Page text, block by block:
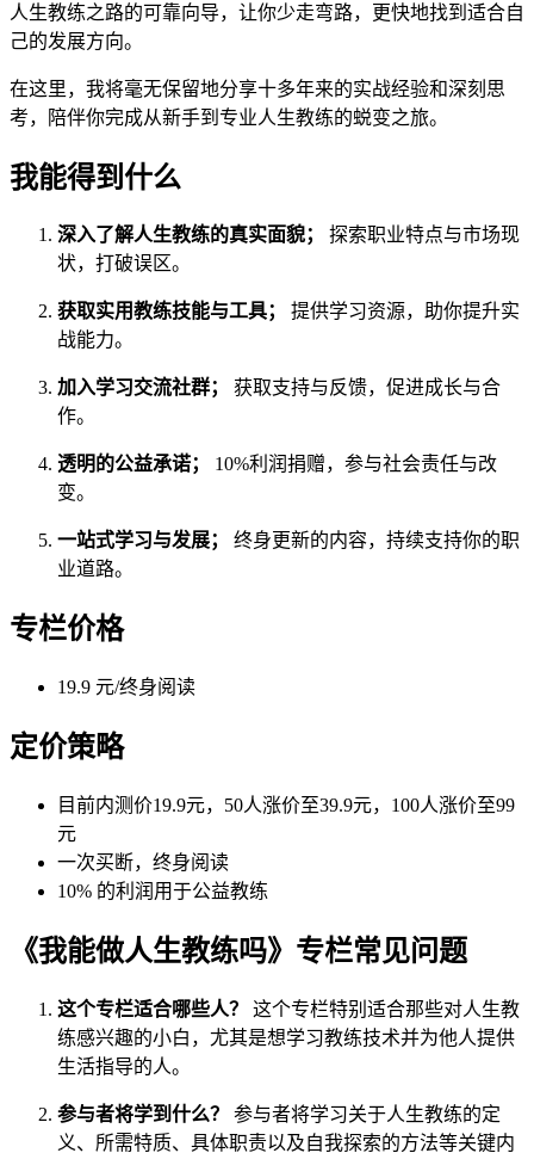
人生教练之路的可靠向导，让你少走弯路，更快地找到适合自
己的发展方向。
在这里，我将毫无保留地分享十多年来的实战经验和深刻思
考，陪伴你完成从新手到专业人生教练的蜕变之旅。
我能得到什么
深入了解人生教练的真实面貌；
探索职业特点与市场现
状，打破误区。
获取实用教练技能与工具；
提供学习资源，助你提升实
战能力。
加入学习交流社群；
获取支持与反馈，促进成长与合
作。
透明的公益承诺；
10%利润捐赠，参与社会责任与改
变。
一站式学习与发展；
终身更新的内容，持续支持你的职
业道路。
专栏价格
19.9 元/终身阅读
定价策略
目前内测价19.9元，50人涨价至39.9元，100人涨价至99
元
一次买断，终身阅读
10% 的利润用于公益教练
《我能做人生教练吗》专栏常见问题
这个专栏适合哪些人？
这个专栏特别适合那些对人生教
练感兴趣的小白，尤其是想学习教练技术并为他人提供
生活指导的人。
参与者将学到什么？
参与者将学习关于人生教练的定
义、所需特质、具体职责以及自我探索的方法等关键内